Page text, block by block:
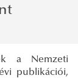
a Nemzeti
publikációi,